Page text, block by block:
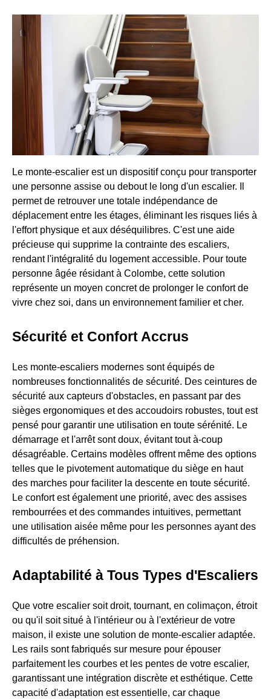
Le monte-escalier est un dispositif conçu pour transporter
une personne assise ou debout le long d'un escalier. Il
permet de retrouver une totale indépendance de
déplacement entre les étages, éliminant les risques liés à
l'effort physique et aux déséquilibres. C'est une aide
précieuse qui supprime la contrainte des escaliers,
rendant l'intégralité du logement accessible. Pour toute
personne âgée résidant à Colombe, cette solution
représente un moyen concret de prolonger le confort de
vivre chez soi, dans un environnement familier et cher.
Sécurité et Confort Accrus
Les monte-escaliers modernes sont équipés de
nombreuses fonctionnalités de sécurité. Des ceintures de
sécurité aux capteurs d'obstacles, en passant par des
sièges ergonomiques et des accoudoirs robustes, tout est
pensé pour garantir une utilisation en toute sérénité. Le
démarrage et l'arrêt sont doux, évitant tout à-coup
désagréable. Certains modèles offrent même des options
telles que le pivotement automatique du siège en haut
des marches pour faciliter la descente en toute sécurité.
Le confort est également une priorité, avec des assises
rembourrées et des commandes intuitives, permettant
une utilisation aisée même pour les personnes ayant des
difficultés de préhension.
Adaptabilité à Tous Types d'Escaliers
Que votre escalier soit droit, tournant, en colimaçon, étroit
ou qu'il soit situé à l'intérieur ou à l'extérieur de votre
maison, il existe une solution de monte-escalier adaptée.
Les rails sont fabriqués sur mesure pour épouser
parfaitement les courbes et les pentes de votre escalier,
garantissant une intégration discrète et esthétique. Cette
capacité d'adaptation est essentielle, car chaque